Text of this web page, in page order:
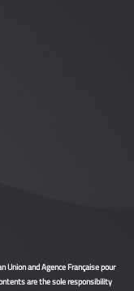
and Agence Française pour
are the sole responsibility